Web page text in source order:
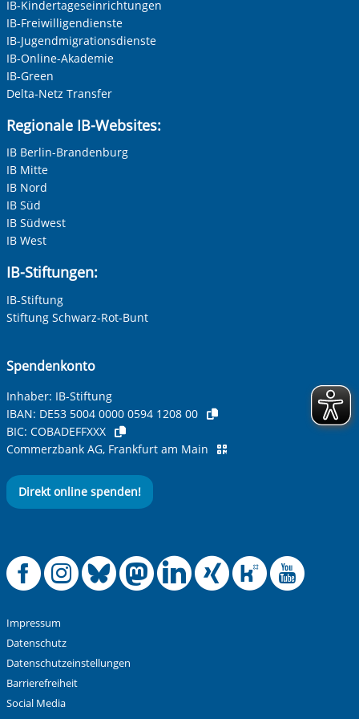
IB-Kindertageseinrichtungen
IB-Freiwilligendienste
IB-Jugendmigrationsdienste
IB-Online-Akademie
IB-Green
Delta-Netz Transfer
Regionale IB-Websites:
IB Berlin-Brandenburg
IB Mitte
IB Nord
IB Süd
IB Südwest
IB West
IB-Stiftungen:
IB-Stiftung
Stiftung Schwarz-Rot-Bunt
Spendenkonto
Inhaber: IB-Stiftung
IBAN: DE53 5004 0000 0594 1208 00
BIC: COBADEFFXXX
Commerzbank AG, Frankfurt am Main
Direkt online spenden!
Offizielle
Offizielle
Offizielle
Offizielle
Offizielle
Impressum
Datenschutz
Datenschutzeinstellungen
Barrierefreiheit
Social Media